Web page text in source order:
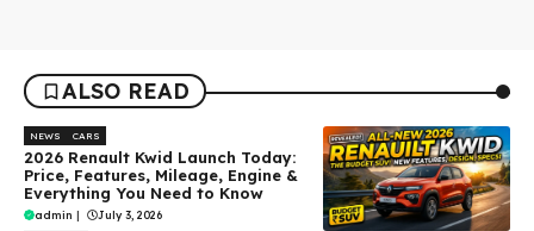
ALSO READ
NEWS CARS
2026 Renault Kwid Launch Today:
Price, Features, Mileage, Engine &
Everything You Need to Know
admin July 3, 2026